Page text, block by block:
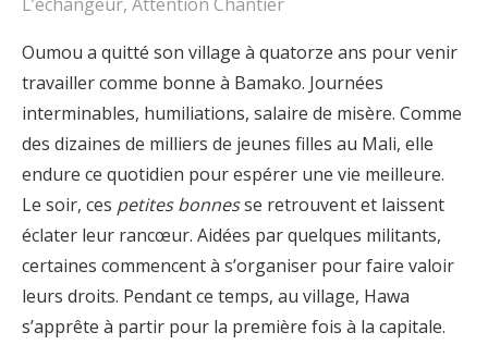
Oumou a quitté son village à quatorze ans pour venir
travailler comme bonne à Bamako. Journées
interminables, humiliations, salaire de misère. Comme
des dizaines de milliers de jeunes filles au Mali, elle
endure ce quotidien pour espérer une vie meilleure.
Le soir, ces petites bonnesse retrouvent et laissent
éclater leur rancœur. Aidées par quelques militants,
certaines commencent à s’organiser pour faire valoir
leurs droits. Pendant ce temps, au village, Hawa
s’apprête à partir pour la première fois à la capitale.